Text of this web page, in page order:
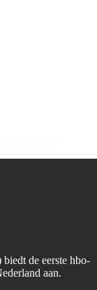
de eerste hbo-
aan.